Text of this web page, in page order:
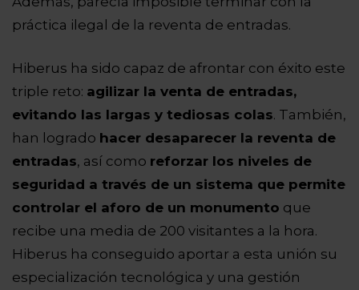
práctica ilegal de la reventa de entradas.
Hiberus ha sido capaz de afrontar con éxito este
triple reto: agilizar la venta de entradas,
evitando las largas y tediosas colas. También,
han logrado hacer desaparecer la reventa de
entradas, así como reforzar los niveles de
seguridad a través de un sistema que permite
controlar el aforo de un monumento que
recibe una media de 200 visitantes a la hora.
Hiberus ha conseguido aportar a esta unión su
especialización tecnológica y una gestión